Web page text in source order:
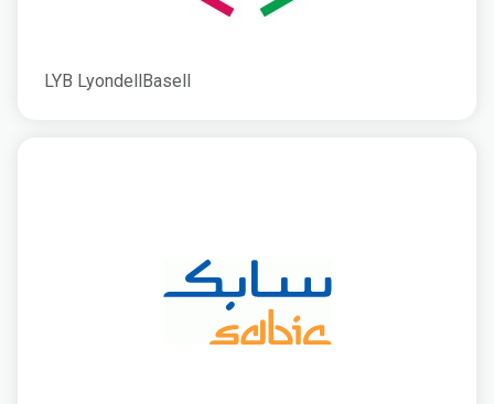
LYB LyondellBasell